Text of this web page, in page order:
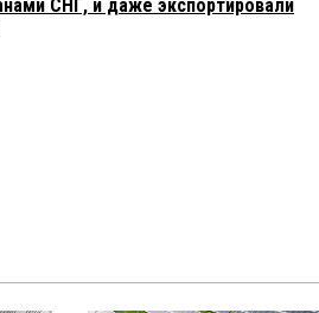
СНГ, и даже экспортировали